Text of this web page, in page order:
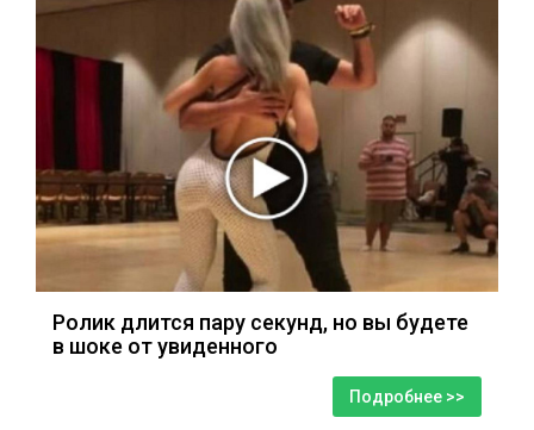
Ролик длится пару секунд, но вы будете
в шоке от увиденного
Подробнее >>